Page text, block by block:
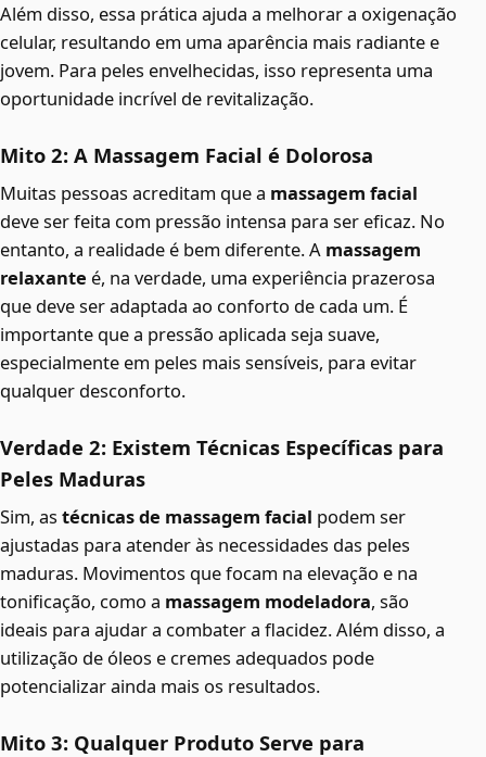
Além disso, essa prática ajuda a melhorar a oxigenação
celular, resultando em uma aparência mais radiante e
jovem. Para peles envelhecidas, isso representa uma
oportunidade incrível de revitalização.
Mito 2: A Massagem Facial é Dolorosa
Muitas pessoas acreditam que a massagem facial
deve ser feita com pressão intensa para ser eficaz. No
entanto, a realidade é bem diferente. A massagem
relaxante é, na verdade, uma experiência prazerosa
que deve ser adaptada ao conforto de cada um. É
importante que a pressão aplicada seja suave,
especialmente em peles mais sensíveis, para evitar
qualquer desconforto.
Verdade 2: Existem Técnicas Específicas para
Peles Maduras
Sim, as técnicas de massagem facial podem ser
ajustadas para atender às necessidades das peles
maduras. Movimentos que focam na elevação e na
tonificação, como a massagem modeladora, são
ideais para ajudar a combater a flacidez. Além disso, a
utilização de óleos e cremes adequados pode
potencializar ainda mais os resultados.
Mito 3: Qualquer Produto Serve para